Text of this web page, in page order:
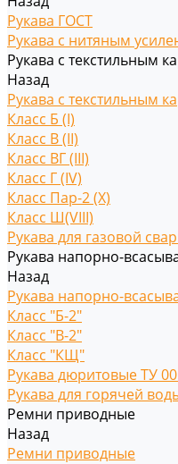
Рукава ГОСТ
Рукава с нитяным
Рукава с текстильным
Назад
Рукава с текстильным
Класс Б (I)
Класс В (II)
Класс ВГ (III)
Класс Г (IV)
Класс Пар-2 (X)
Класс Ш(VIII)
Рукава для газовой
Рукава напорно-
Назад
Рукава напорно-
Класс "Б-2"
Класс "В-2"
Класс "КЩ"
Рукава дюритовые ТУ
Рукава для горячей
Ремни приводные
Назад
Ремни приводные